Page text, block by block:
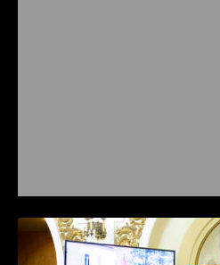
Prysmian aduce
sensing si Digital
in timp real a